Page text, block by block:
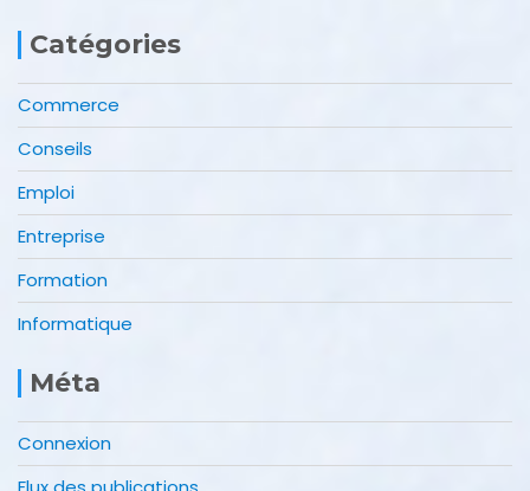
Catégories
Commerce
Conseils
Emploi
Entreprise
Formation
Informatique
Méta
Connexion